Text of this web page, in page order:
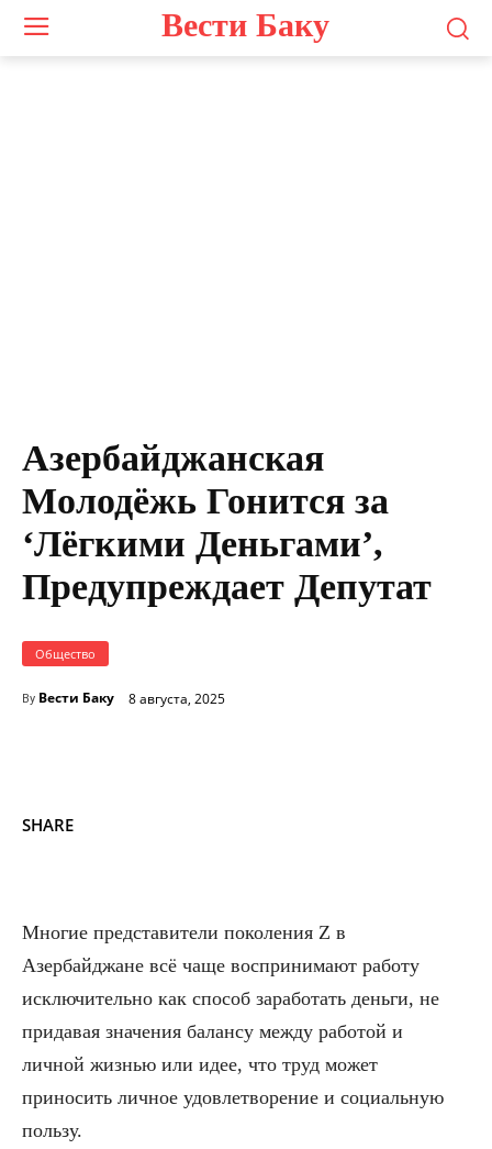
Вести Баку
Азербайджанская
Молодёжь Гонится за
‘Лёгкими Деньгами’,
Предупреждает Депутат
Общество
By Вести Баку 8 августа, 2025
SHARE
Многие представители поколения Z в
Азербайджане всё чаще воспринимают работу
исключительно как способ заработать деньги, не
придавая значения балансу между работой и
личной жизнью или идее, что труд может
приносить личное удовлетворение и социальную
пользу.